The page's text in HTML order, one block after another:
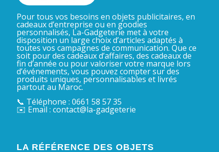
Pour tous vos besoins en objets publicitaires, en
cadeaux d’entreprise ou en goodies
personnalisés, La-Gadgeterie met à votre
disposition un large choix d’articles adaptés à
toutes vos campagnes de communication. Que ce
soit pour des cadeaux d’affaires, des cadeaux de
fin d’année ou pour valoriser votre marque lors
d’événements, vous pouvez compter sur des
produits uniques, personnalisables et livrés
partout au Maroc.
📞 Téléphone : 0661 58 57 35
✉️ Email : contact@la-gadgeterie
LA RÉFÉRENCE DES OBJETS